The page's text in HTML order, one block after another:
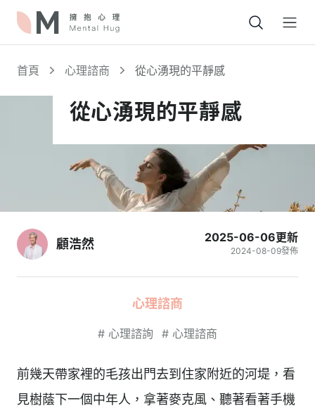
首頁 心理諮商 從心湧現的平靜感
從心湧現的平靜感
顧浩然 2025-06-06更新
2024-08-09發佈
心理諮商
# 心理諮詢 # 心理諮商
前幾天帶家裡的毛孩出門去到住家附近的河堤，看
見樹蔭下一個中年人，拿著麥克風、聽著看著手機